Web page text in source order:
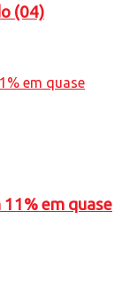
(04)
em quase